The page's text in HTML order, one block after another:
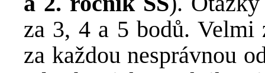
za 3, 4 a 5 bodů. Velmi
za každou nesprávnou